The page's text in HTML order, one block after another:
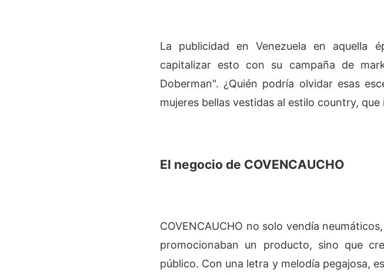
La publicidad en Venezuela en aquella
capitalizar esto con su campaña de
Doberman". ¿Quién podría olvidar esas
mujeres bellas vestidas al estilo country,
El negocio de COVENCAUCHO
COVENCAUCHO no solo vendía
promocionaban un producto, sino que
público. Con una letra y melodía pegajosa,